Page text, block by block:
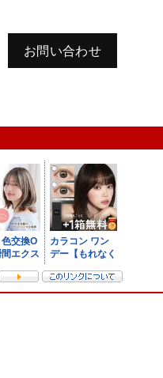
お問い合わせ
てください（スパム対策）。